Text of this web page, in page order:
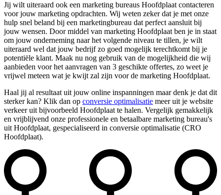
Jij wilt uiteraard ook een marketing bureaus Hoofdplaat contacteren
voor jouw marketing opdrachten. Wij weten zeker dat je met onze
hulp snel beland bij een marketingbureau dat perfect aansluit bij
jouw wensen. Door middel van marketing Hoofdplaat ben je in staat
om jouw onderneming naar het volgende niveau te tillen, je wilt
uiteraard wel dat jouw bedrijf zo goed mogelijk terechtkomt bij je
potentiële klant. Maak nu nog gebruik van de mogelijkheid die wij
aanbieden voor het aanvragen van 3 geschikte offertes, zo weet je
vrijwel meteen wat je kwijt zal zijn voor de marketing Hoofdplaat.
Haal jij al resultaat uit jouw online inspanningen maar denk je dat dit
sterker kan? Klik dan op conversie optimalisatie meer uit je website
verkeer uit bijvoorbeeld Hoofdplaat te halen. Vergelijk gemakkelijk
en vrijblijvend onze professionele en betaalbare marketing bureau's
uit Hoofdplaat, gespecialiseerd in conversie optimalisatie (CRO
Hoofdplaat).